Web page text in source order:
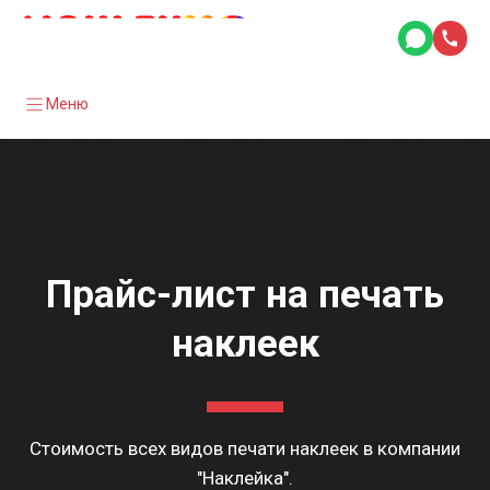
Меню
Прайс-лист на печать
наклеек
Стоимость всех видов печати наклеек в компании
"Наклейка".